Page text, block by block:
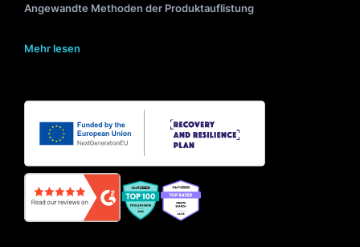
Angewandte Methoden der Produktauflistung
Mehr lesen